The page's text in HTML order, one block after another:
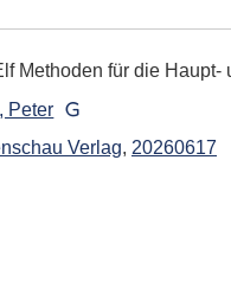
Methoden für die Haupt-
Peter
Verlag, 20260617